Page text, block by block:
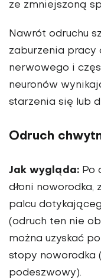
ze zmniejszoną
Nawrót odruchu
zaburzenia pracy
nerwowego i
neuronów
starzenia się lub
Odruch
Jak wygląda: Po
dłoni noworodka,
palcu
(odruch ten nie
można uzyskać
stopy noworodka
podeszwowy).